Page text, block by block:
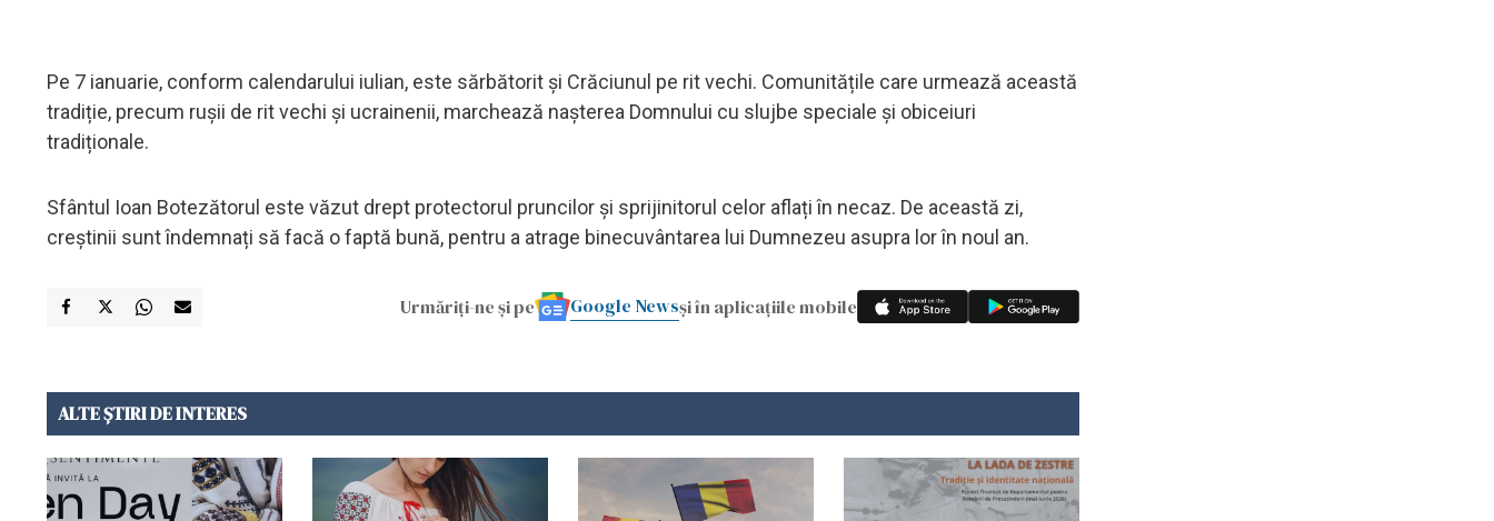
Pe 7 ianuarie, conform calendarului iulian, este sărbătorit și Crăciunul pe rit vechi. Comunitățile care urmează această
tradiție, precum rușii de rit vechi și ucrainenii, marchează nașterea Domnului cu slujbe speciale și obiceiuri
tradiționale.
Sfântul Ioan Botezătorul este văzut drept protectorul pruncilor și sprijinitorul celor aflați în necaz. De această zi,
creștinii sunt îndemnați să facă o faptă bună, pentru a atrage binecuvântarea lui Dumnezeu asupra lor în noul an.
Urmăriți-ne și pe Google Newsși în aplicațiile mobile
ALTE ȘTIRI DE INTERES